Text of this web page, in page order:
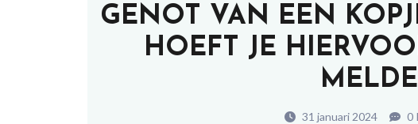
GENOT VAN EEN
HOEFT JE
31 januari 2024 0